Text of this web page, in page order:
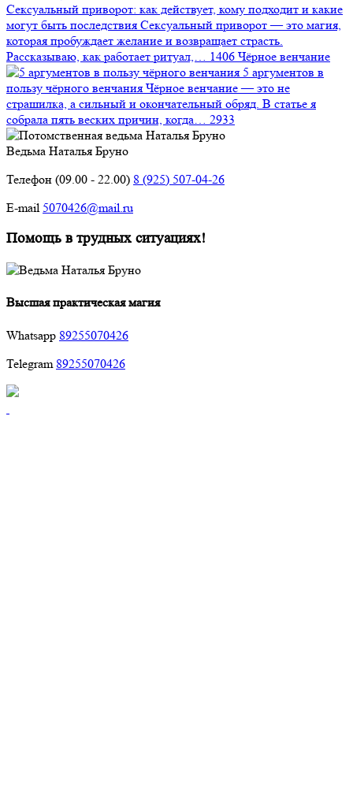
Сексуальный приворот: как действует, кому подходит и какие
могут быть последствия Сексуальный приворот — это магия,
которая пробуждает желание и возвращает страсть.
Рассказываю, как работает ритуал,…
1406 Чёрное венчание
5 аргументов в
пользу чёрного венчания Чёрное венчание — это не
страшилка, а сильный и окончательный обряд. В статье я
собрала пять веских причин, когда…
2933
Ведьма Наталья Бруно
Телефон (09.00 - 22.00) 8 (925) 507-04-26
E-mail 5070426@mail.ru
Помощь в трудных ситуациях!
Высшая практическая магия
Whatsapp 89255070426
Telegram 89255070426